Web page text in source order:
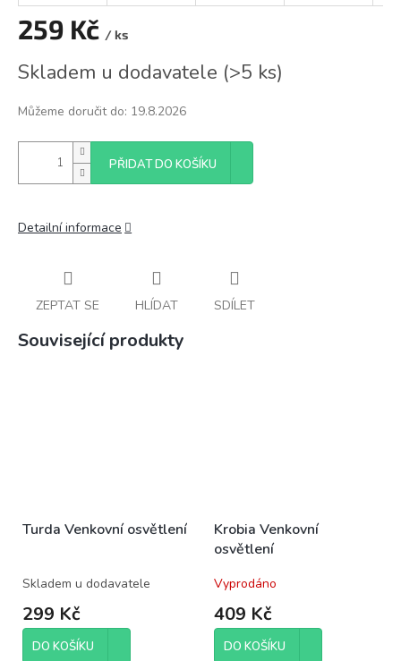
259 Kč / ks
cena:
Skladem u dodavatele (>5 ks)
Můžeme doručit do: 19.8.2026
PŘIDAT DO KOŠÍKU
Detailní informace
ZEPTAT SE HLÍDAT SDÍLET
Související produkty
Turda Venkovní osvětlení
Skladem u dodavatele
299 Kč
DO KOŠÍKU
Krobia Venkovní
osvětlení
Vyprodáno
409 Kč
DO KOŠÍKU